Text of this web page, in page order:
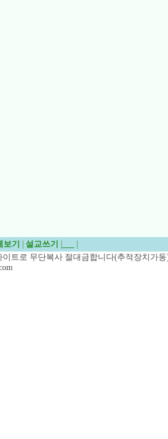
기 설교쓰기
트로 무단복사 절대금합니다(추적장치가